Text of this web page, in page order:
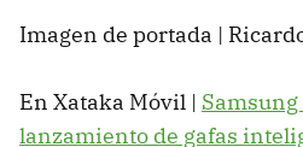
Imagen de portada |
En Xataka Móvil |
lanzamiento de gafas